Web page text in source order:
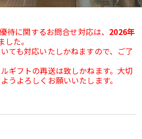
待に関するお問合せ対応は、 2026年
した。
ても対応いたしかねますので、ご了
ギフトの再送は致しかねます。大切
うよろしくお願いいたします。